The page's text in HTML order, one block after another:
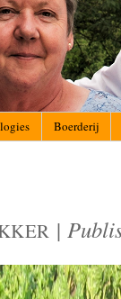
Boerderij
|